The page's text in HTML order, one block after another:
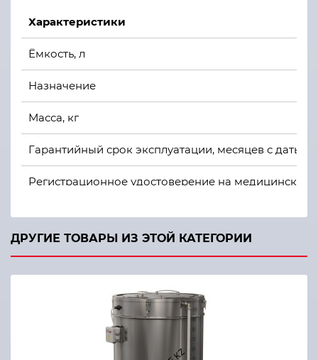
Характеристики
Ёмкость, л
Назначение
Масса, кг
Гарантийный срок эксплуатации, месяцев с даты
Регистрационное удостоверение на медицинское
Срок службы, лет
Размеры в плане, мм
Высота, мм, без подставки
Напряжение питания электрических цепей
ДРУГИЕ ТОВАРЫ ИЗ ЭТОЙ КАТЕГОРИИ